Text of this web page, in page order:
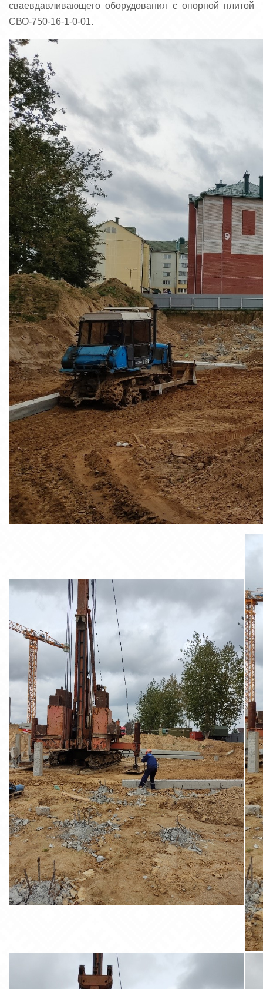
сваевдавливающего оборудования с опорной плитой
СВО-750-16-1-0-01.